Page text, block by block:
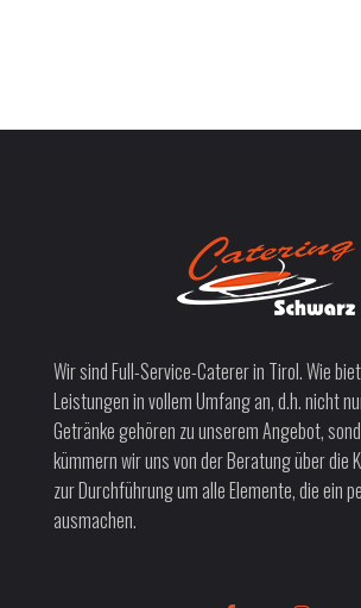
Wir sind Full-Service-Caterer in Tirol. Wie
Leistungen in vollem Umfang an, d.h. nicht
Getränke gehören zu unserem Angebot,
kümmern wir uns von der Beratung über die
zur Durchführung um alle Elemente, die ein
ausmachen.